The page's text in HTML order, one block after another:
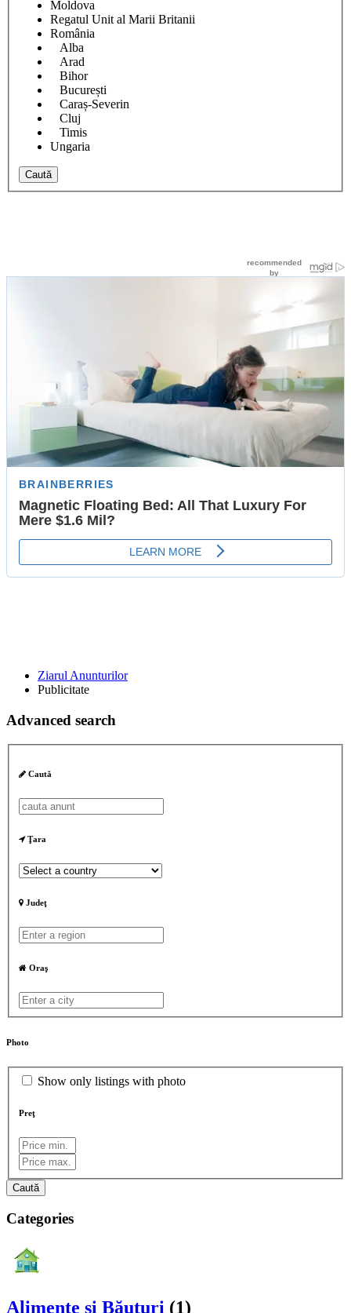
Moldova
Regatul Unit al Marii Britanii
România
Alba
Arad
Bihor
București
Caraș-Severin
Cluj
Timis
Ungaria
Caută
Ziarul Anunturilor
Publicitate
Advanced search
Caută
Ţara
Judeţ
Oraş
Photo
Show only listings with photo
Preţ
Caută
Categories
Alimente și Băuturi (1)